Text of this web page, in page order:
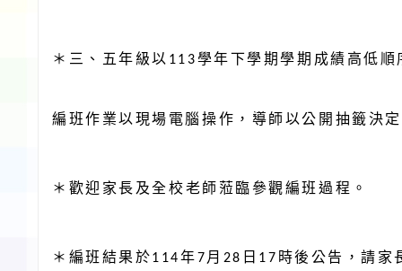
＊三、五年 級以 113學年下學期學期成績高低順
編班作業以現場電腦操作，導師以公開抽籤決
＊歡迎家長及全校老師蒞臨參觀編班過程。
＊編班結果於114年 7 月 28 日 17 時後公告，請家